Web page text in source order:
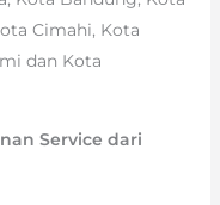
Cimahi, Kota
dan Kota
Service dari